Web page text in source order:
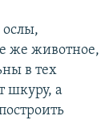
же животное,
в тех
шкуру, а